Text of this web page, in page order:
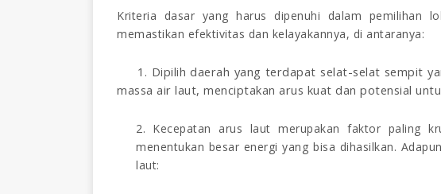
Kriteria dasar yang harus dipenuhi dalam pemilihan
memastikan efektivitas dan kelayakannya, di antaranya:
1. Dipilih daerah yang terdapat selat-selat sempit
massa air laut, menciptakan arus kuat dan potensial
2. Kecepatan arus laut merupakan faktor paling
menentukan besar energi yang bisa dihasilkan.
laut: